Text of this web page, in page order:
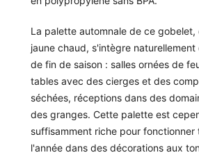
La palette automnale de ce
jaune chaud, s'intègre naturellement
de fin de saison : salles ornées de
tables avec des cierges et des
séchées, réceptions dans des
des granges. Cette palette est
suffisamment riche pour fonctionner
l'année dans des décorations aux